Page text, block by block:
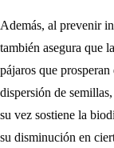
Además, al prevenir
también asegura que
pájaros que
dispersión de
su vez sostiene la
su disminución en